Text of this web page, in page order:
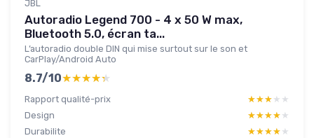
JBL
Autoradio Legend 700 - 4 x 50 W max,
Bluetooth 5.0, écran ta...
L’autoradio double DIN qui mise surtout sur le son et
CarPlay/Android Auto
8.7/10★★★★★
★★★★★
Rapport qualité-prix ★★★★★
★★★★★
Design
★★★★★
★★★★★
Durabilite
★★★★★
★★★★★